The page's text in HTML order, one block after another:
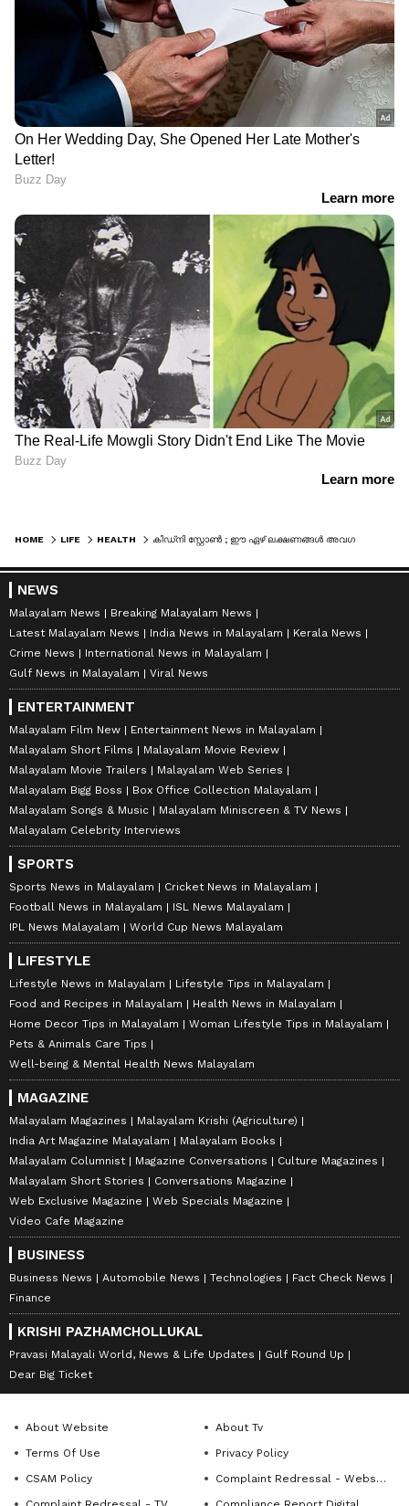
HOME LIFE HEALTH
NEWS
Malayalam News
Breaking Malayalam News
Latest Malayalam News
India News in Malayalam
Kerala News
Crime News
International News in Malayalam
Gulf News in Malayalam
Viral News
ENTERTAINMENT
Malayalam Film New
Entertainment News in Malayalam
Malayalam Short Films
Malayalam Movie Review
Malayalam Movie Trailers
Malayalam Web Series
Malayalam Bigg Boss
Box Office Collection Malayalam
Malayalam Songs & Music
Malayalam Miniscreen & TV News
Malayalam Celebrity Interviews
SPORTS
Sports News in Malayalam
Cricket News in Malayalam
Football News in Malayalam
ISL News Malayalam
IPL News Malayalam
World Cup News Malayalam
LIFESTYLE
Lifestyle News in Malayalam
Lifestyle Tips in Malayalam
Food and Recipes in Malayalam
Health News in Malayalam
Home Decor Tips in Malayalam
Woman Lifestyle Tips in Malayalam
Pets & Animals Care Tips
Well-being & Mental Health News Malayalam
MAGAZINE
Malayalam Magazines
Malayalam Krishi (Agriculture)
India Art Magazine Malayalam
Malayalam Books
Malayalam Columnist
Magazine Conversations
Culture Magazines
Malayalam Short Stories
Conversations Magazine
Web Exclusive Magazine
Web Specials Magazine
Video Cafe Magazine
BUSINESS
Business News Automobile News Technologies
Fact Check News
Finance
KRISHI PAZHAMCHOLLUKAL
Pravasi Malayali World, News & Life Updates
Gulf Round Up
Dear Big Ticket
About Website
About Tv
Terms Of Use
Privacy Policy
CSAM Policy
Complaint Redressal - Website